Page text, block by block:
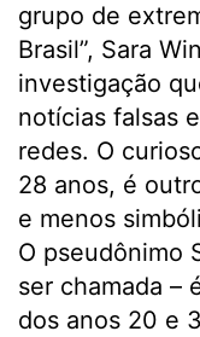
grupo de
Brasil”, Sara
investigação
notícias falsas
redes. O
28 anos, é
e menos
O pseudônimo
ser chamada –
dos anos 20 e